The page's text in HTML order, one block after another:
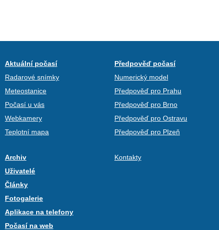
Aktuální počasí
Radarové snímky
Meteostanice
Počasí u vás
Webkamery
Teplotní mapa
Předpověď počasí
Numerický model
Předpověď pro Prahu
Předpověď pro Brno
Předpověď pro Ostravu
Předpověď pro Plzeň
Archiv
Uživatelé
Články
Fotogalerie
Aplikace na telefony
Počasí na web
Kontakty